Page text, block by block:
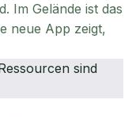
Im Gelände ist das
neue App zeigt,